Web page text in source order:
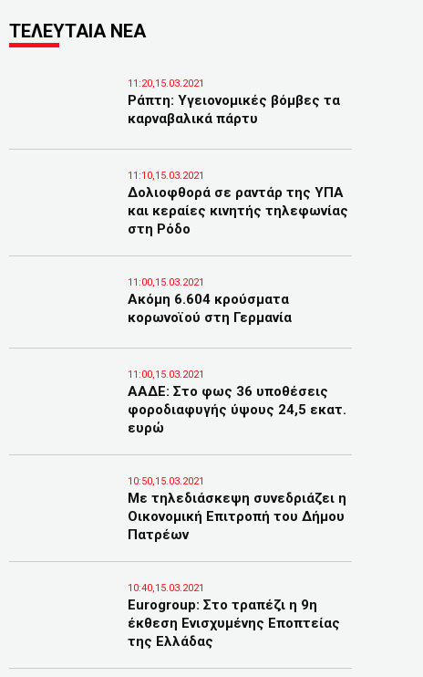
ΤΕΛΕΥΤΑΙΑ ΝΕΑ
11:20,15.03.2021
Ράπτη: Υγειονομικές βόμβες τα
καρναβαλικά πάρτυ
11:10,15.03.2021
Δολιοφθορά σε ραντάρ της ΥΠΑ
και κεραίες κινητής τηλεφωνίας
στη Ρόδο
11:00,15.03.2021
Ακόμη 6.604 κρούσματα
κορωνοϊού στη Γερμανία
11:00,15.03.2021
ΑΑΔΕ: Στο φως 36 υποθέσεις
φοροδιαφυγής ύψους 24,5 εκατ.
ευρώ
10:50,15.03.2021
Με τηλεδιάσκεψη συνεδριάζει η
Οικονομική Επιτροπή του Δήμου
Πατρέων
10:40,15.03.2021
Eurogroup: Στο τραπέζι η 9η
έκθεση Ενισχυμένης Εποπτείας
της Ελλάδας